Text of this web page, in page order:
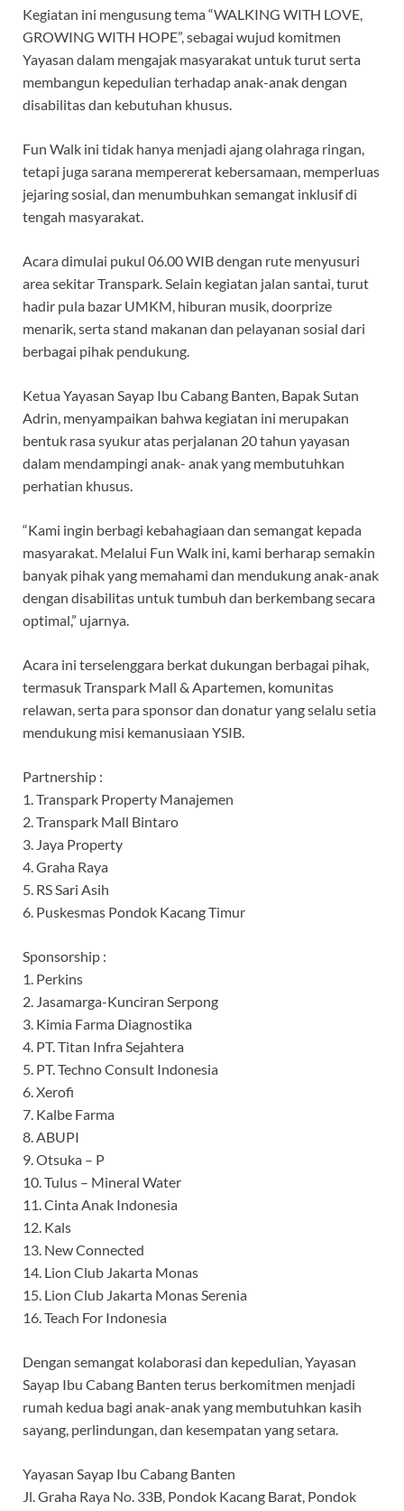
Kegiatan ini mengusung tema “WALKING WITH LOVE,
GROWING WITH HOPE”, sebagai wujud komitmen
Yayasan dalam mengajak masyarakat untuk turut serta
membangun kepedulian terhadap anak-anak dengan
disabilitas dan kebutuhan khusus.
Fun Walk ini tidak hanya menjadi ajang olahraga ringan,
tetapi juga sarana mempererat kebersamaan, memperluas
jejaring sosial, dan menumbuhkan semangat inklusif di
tengah masyarakat.
Acara dimulai pukul 06.00 WIB dengan rute menyusuri
area sekitar Transpark. Selain kegiatan jalan santai, turut
hadir pula bazar UMKM, hiburan musik, doorprize
menarik, serta stand makanan dan pelayanan sosial dari
berbagai pihak pendukung.
Ketua Yayasan Sayap Ibu Cabang Banten, Bapak Sutan
Adrin, menyampaikan bahwa kegiatan ini merupakan
bentuk rasa syukur atas perjalanan 20 tahun yayasan
dalam mendampingi anak- anak yang membutuhkan
perhatian khusus.
“Kami ingin berbagi kebahagiaan dan semangat kepada
masyarakat. Melalui Fun Walk ini, kami berharap semakin
banyak pihak yang memahami dan mendukung anak-anak
dengan disabilitas untuk tumbuh dan berkembang secara
optimal,” ujarnya.
Acara ini terselenggara berkat dukungan berbagai pihak,
termasuk Transpark Mall & Apartemen, komunitas
relawan, serta para sponsor dan donatur yang selalu setia
mendukung misi kemanusiaan YSIB.
Partnership :
1. Transpark Property Manajemen
2. Transpark Mall Bintaro
3. Jaya Property
4. Graha Raya
5. RS Sari Asih
6. Puskesmas Pondok Kacang Timur
Sponsorship :
1. Perkins
2. Jasamarga-Kunciran Serpong
3. Kimia Farma Diagnostika
4. PT. Titan Infra Sejahtera
5. PT. Techno Consult Indonesia
6. Xerofi
7. Kalbe Farma
8. ABUPI
9. Otsuka – P
10. Tulus – Mineral Water
11. Cinta Anak Indonesia
12. Kals
13. New Connected
14. Lion Club Jakarta Monas
15. Lion Club Jakarta Monas Serenia
16. Teach For Indonesia
Dengan semangat kolaborasi dan kepedulian, Yayasan
Sayap Ibu Cabang Banten terus berkomitmen menjadi
rumah kedua bagi anak-anak yang membutuhkan kasih
sayang, perlindungan, dan kesempatan yang setara.
Yayasan Sayap Ibu Cabang Banten
Jl. Graha Raya No. 33B, Pondok Kacang Barat, Pondok